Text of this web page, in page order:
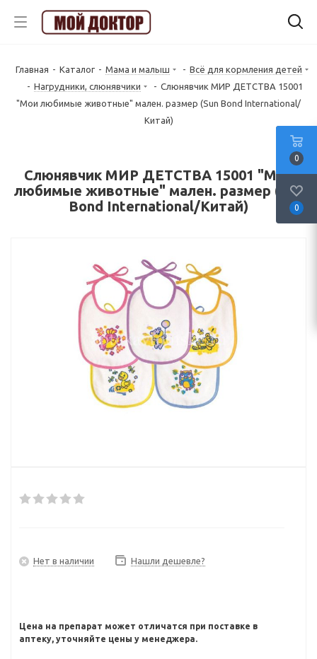
Главная - Каталог - Мама и малыш - Всё для кормления детей
- Нагрудники, слюнявчики - Слюнявчик МИР ДЕТСТВА 15001
"Мои любимые животные" мален. размер (Sun Bond International/
Китай)
Слюнявчик МИР ДЕТСТВА 15001 "Мои
любимые животные" мален. размер (Sun
Bond International/Китай)
Нет в наличии Нашли дешевле?
Цена на препарат может отличатся при поставке в
аптеку, уточняйте цены у менеджера.
0
0